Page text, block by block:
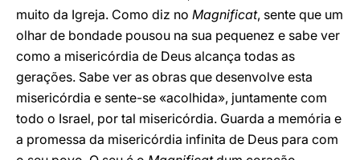
muito da Igreja. Como diz no Magnificat, sente que um
olhar de bondade pousou na sua pequenez e sabe ver
como a misericórdia de Deus alcança todas as
gerações. Sabe ver as obras que desenvolve esta
misericórdia e sente-se «acolhida», juntamente com
todo o Israel, por tal misericórdia. Guarda a memória e
a promessa da misericórdia infinita de Deus para com